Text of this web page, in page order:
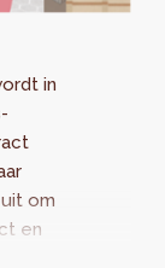
in
om
en